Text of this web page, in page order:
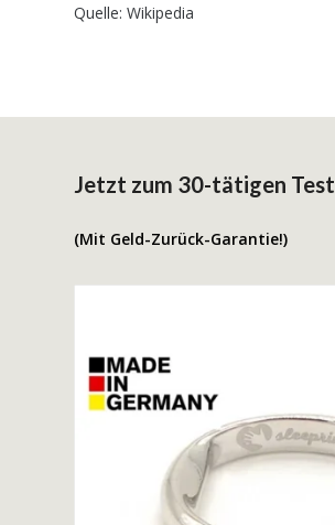
Quelle: Wikipedia
Jetzt zum 30-tätigen
(Mit Geld-Zurück-Garantie!)